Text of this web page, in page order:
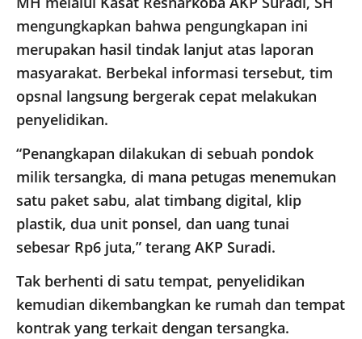
mengungkapkan bahwa pengungkapan ini
merupakan hasil tindak lanjut atas laporan
masyarakat. Berbekal informasi tersebut, tim
opsnal langsung bergerak cepat melakukan
penyelidikan.
“Penangkapan dilakukan di sebuah pondok
milik tersangka, di mana petugas menemukan
satu paket sabu, alat timbang digital, klip
plastik, dua unit ponsel, dan uang tunai
sebesar Rp6 juta,” terang AKP Suradi.
Tak berhenti di satu tempat, penyelidikan
kemudian dikembangkan ke rumah dan tempat
kontrak yang terkait dengan tersangka.